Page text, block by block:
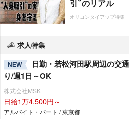
引”のリアル
オリコンタイアップ特集
求人特集
NEW
日勤・若松河田駅周辺の交
り/週1日～OK
株式会社MSK
日給1万4,500円～
アルバイト・パート / 東京都